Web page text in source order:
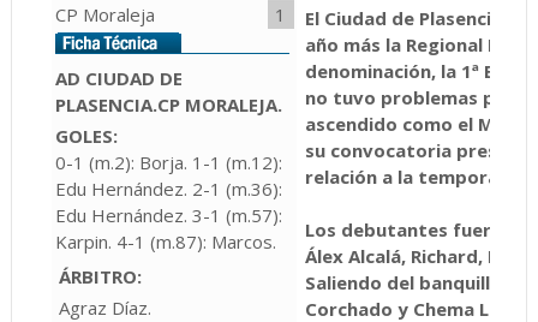
CP Moraleja
1
AD CIUDAD DE
PLASENCIA.CP MORALEJA.
GOLES:
0-1 (m.2): Borja. 1-1 (m.12):
Edu Hernández. 2-1 (m.36):
Edu Hernández. 3-1 (m.57):
Karpin. 4-1 (m.87): Marcos.
ÁRBITRO:
Agraz Díaz.
El Ciudad de Plasencia
año más la Regional
denominación, la 1ª
no tuvo problemas para
ascendido como el
su convocatoria
relación a la temporada
Los debutantes fueron
Álex Alcalá, Richard,
Saliendo del banquillo
Corchado y Chema López.